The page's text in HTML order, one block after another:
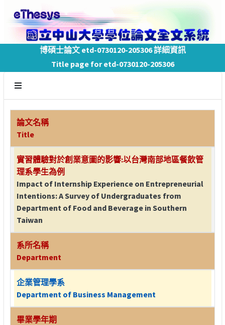
博碩士論文 etd-0730120-205306 詳細資訊
Title page for etd-0730120-205306
論文名稱
Title
實習體驗對於創業意圖的影響:以台灣南部地區餐飲管
理系學生為例
Impact of Internship Experience on Entrepreneurial
Intentions: A Survey of Undergraduates from
Department of Food and Beverage in Southern
Taiwan
系所名稱
Department
企業管理學系
Department of Business Management
畢業學年期